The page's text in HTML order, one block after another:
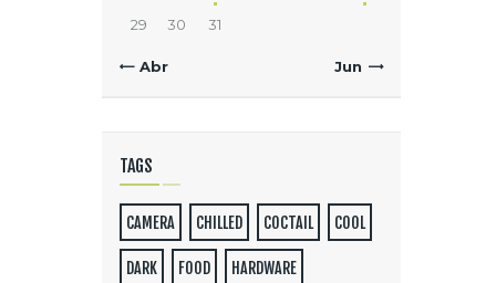
29 30 31
« Abr Jun »
TAGS
CAMERA CHILLED COCTAIL COOL
DARK FOOD HARDWARE